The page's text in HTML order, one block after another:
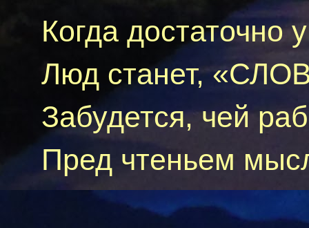
Когда достаточно
Люд станет,
Забудется, чей
Пред чтеньем